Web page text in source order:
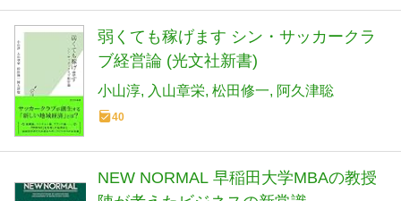
弱くても稼げます シン・サッカークラ
ブ経営論 (光文社新書)
小山淳 入山章栄 松田修一 阿久津聡
40
NEW NORMAL 早稲田大学MBAの教授